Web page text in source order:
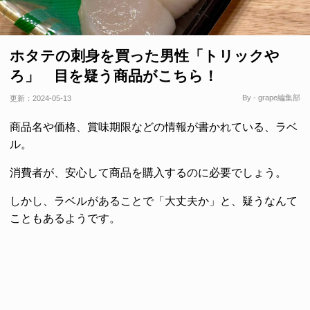
ホタテの刺身を買った男性「トリックや
ろ」 目を疑う商品がこちら！
更新： 2024-05-13 By - grape編集部
商品名や価格、賞味期限などの情報が書かれている、ラベ
ル。
消費者が、安心して商品を購入するのに必要でしょう。
しかし、ラベルがあることで「大丈夫か」と、疑うなんて
こともあるようです。